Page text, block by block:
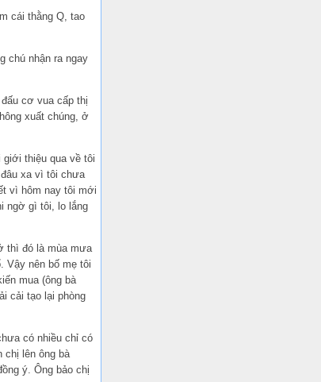
cái thằng Q, tao
chú nhận ra ngay
cơ vua cấp thị
xuất chúng, ở
giới thiệu qua về tôi
xa vì tôi chưa
vì hôm nay tôi mới
ngờ gì tôi, lo lắng
thì đó là mùa mưa
Vậy nên bố mẹ tôi
mua (ông bà
cải tạo lại phòng
có nhiều chỉ có
chị lên ông bà
ý. Ông bảo chị